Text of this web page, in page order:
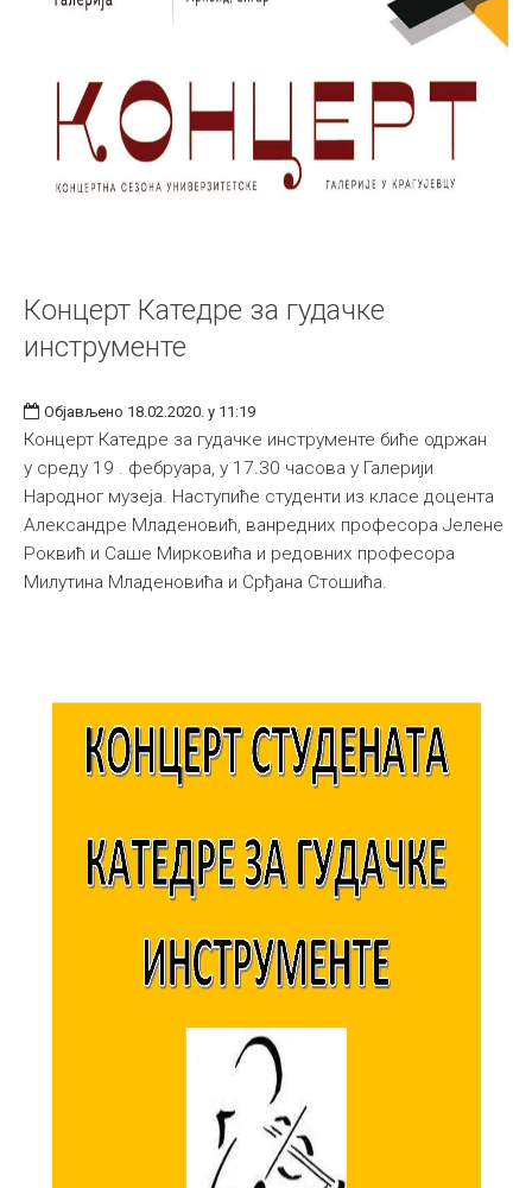
Концерт Катедре за гудачке
инструменте
Објављено 18.02.2020. у 11:19
Концерт Катедре за гудачке инструменте биће одржан
у среду 19 . фебруара, у 17.30 часова у Галерији
Народног музеја. Наступиће студенти из класе доцента
Александре Младеновић, ванредних професора Јелене
Роквић и Саше Мирковића и редовних професора
Милутина Младеновића и Срђана Стошића.